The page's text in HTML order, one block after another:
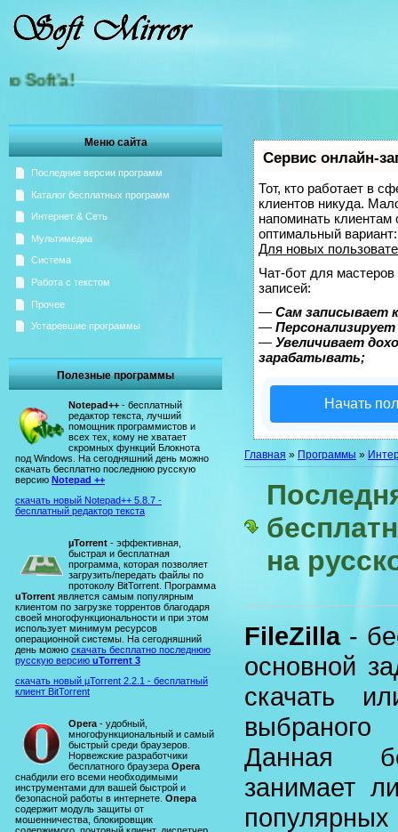
Меню сайта
Последние версии программ
Каталог бесплатных программ
Интернет & Сеть
Мультимедиа
Система
Работа с текстом
Прочее
Устаревшие программы
Полезные программы
Notepad++ - бесплатный
редактор текста, лучший
помощник программистов и
всех тех, кому не хватает
скромных функций Блокнота
под Windows. На сегодняшний день можно
скачать бесплатно последнюю русскую
версию Notepad ++
скачать новый Notepad++ 5.8.7 -
бесплатный редактор текста
µTorrent - эффективная,
быстрая и бесплатная
программа, которая позволяет
загрузить/передать файлы по
протоколу BitTorrent. Программа
uTorrent является самым популярным
клиентом по загрузке торрентов благодаря
своей многофункциональности и при этом
использует минимум ресурсов
операционной системы. На сегодняшний
день можно скачать бесплатно последнюю
русскую версию uTorrent 3
скачать новый µTorrent 2.2.1 - бесплатный
клиент BitTorrent
Opera - удобный,
многофункциональный и самый
быстрый среди браузеров.
Норвежские разработчики
бесплатного браузера Opera
снабдили его всеми необходимыми
инструментами для вашей быстрой и
безопасной работы в интернете. Опера
содержит модуль защиты от
мошенничества, блокировщик
Сервис онлайн-
Тот, кто работает в
клиентов никуда.
напоминать
оптимальный
Для новых
Чат-бот для
записей:
— Сам записывает
—
— Увеличивает
зарабатывать;
Начать
Главная » Программы »
на
FileZilla-
основной
скачать
Данная
занимает